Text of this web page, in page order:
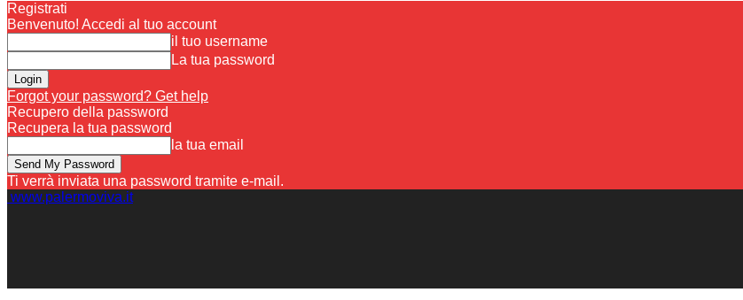
Registrati
Benvenuto! Accedi al tuo account
il tuo username
La tua password
Forgot your password? Get help
Recupero della password
Recupera la tua password
la tua email
Ti verrà inviata una password tramite e-mail.
www.palermoviva.it